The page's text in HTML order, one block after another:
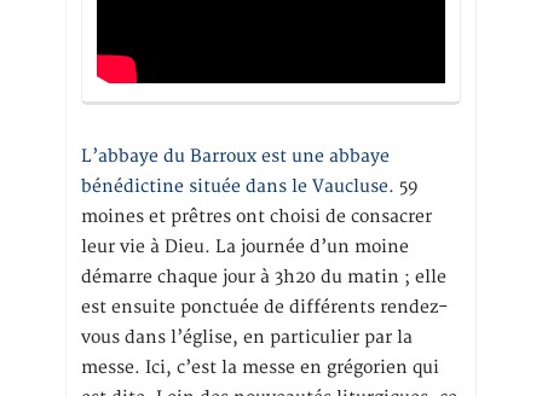
L’abbaye du Barroux est une abbaye
bénédictine située dans le Vaucluse. 59
moines et prêtres ont choisi de consacrer
leur vie à Dieu. La journée d’un moine
démarre chaque jour à 3h20 du matin ; elle
est ensuite ponctuée de différents rendez-
vous dans l’église, en particulier par la
messe. Ici, c’est la messe en grégorien qui